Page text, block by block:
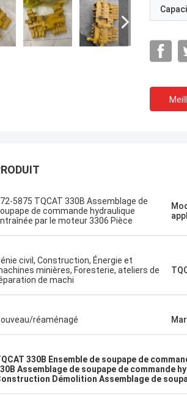
ville du nord
visite rapide.
Un shopping agréable
5875 TQCAT 330B Assemblage de
de commande hydraulique
par le moteur 3306 Pièce
civil, Construction, Énergie et
minières, Foresterie, ateliers de
de machi
réaménagé
330B Ensemble de soupape de
Assemblage de soupape de commande
Démolition Assemblage de